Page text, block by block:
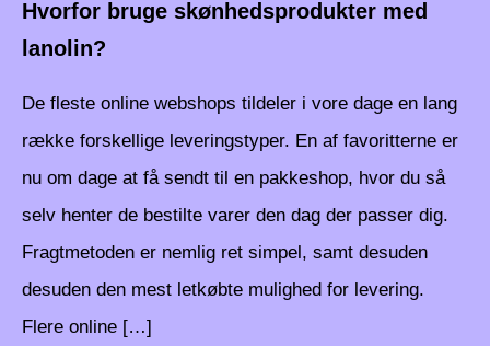
Hvorfor bruge skønhedsprodukter med
lanolin?
De fleste online webshops tildeler i vore dage en lang
række forskellige leveringstyper. En af favoritterne er
nu om dage at få sendt til en pakkeshop, hvor du så
selv henter de bestilte varer den dag der passer dig.
Fragtmetoden er nemlig ret simpel, samt desuden
desuden den mest letkøbte mulighed for levering.
Flere online […]